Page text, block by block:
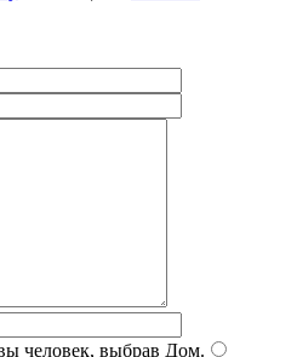
человек, выбрав Дом.